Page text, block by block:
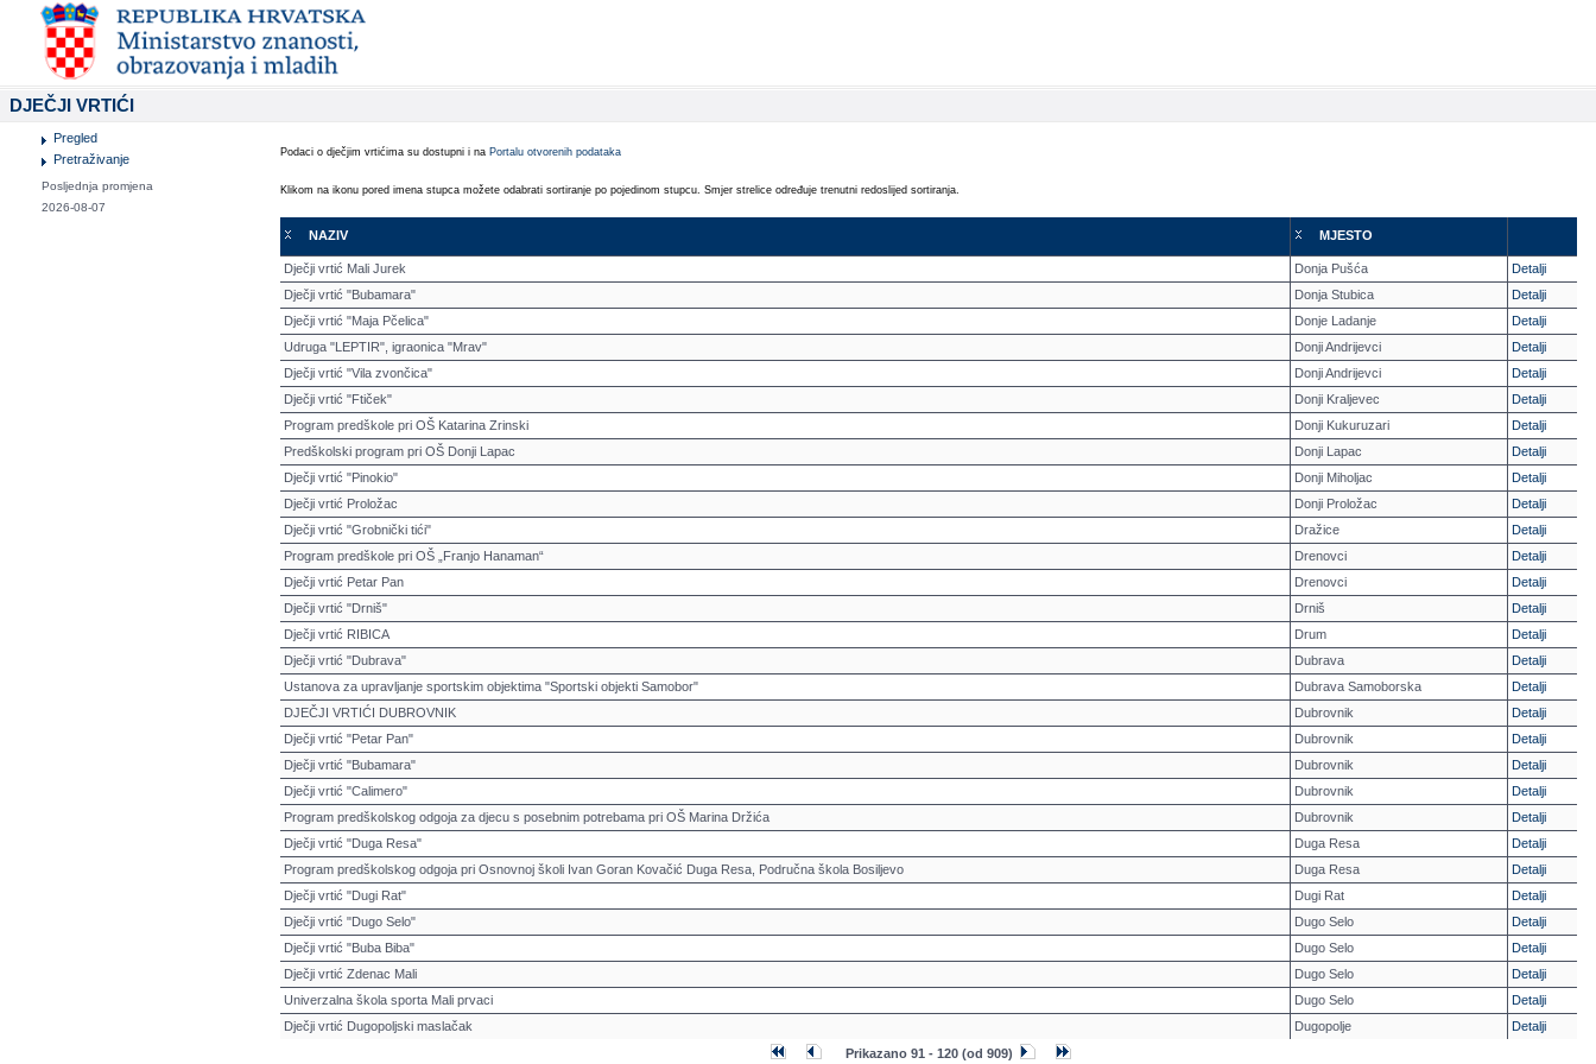
DJEČJI VRTIĆI
Pregled
Pretraživanje
Posljednja promjena
2026-08-07
Podaci o dječjim vrtićima su dostupni i na Portalu otvorenih podataka
Klikom na ikonu pored imena stupca možete odabrati sortiranje po pojedinom stupcu. Smjer strelice određuje trenutni redoslijed sortiranja.
NAZIV MJESTO
Dječji vrtić Mali Jurek Donja Pušća
Detalji
Dječji vrtić "Bubamara"
Donja Stubica
Detalji
Dječji vrtić "Maja Pčelica"
Donje Ladanje
Detalji
Udruga "LEPTIR", igraonica "Mrav"
Donji Andrijevci
Detalji
Dječji vrtić "Vila zvončica"
Donji Andrijevci
Detalji
Dječji vrtić "Ftiček"
Donji Kraljevec
Detalji
Program predškole pri OŠ Katarina Zrinski
Donji Kukuruzari
Detalji
Predškolski program pri OŠ Donji Lapac
Donji Lapac
Detalji
Dječji vrtić "Pinokio"
Donji Miholjac
Detalji
Dječji vrtić Proložac
Donji Proložac
Detalji
Dječji vrtić "Grobnički tići"
Dražice
Detalji
Program predškole pri OŠ „Franjo Hanaman“
Drenovci
Detalji
Dječji vrtić Petar Pan
Drenovci
Detalji
Dječji vrtić "Drniš"
Drniš
Detalji
Dječji vrtić RIBICA
Drum
Detalji
Dječji vrtić "Dubrava"
Dubrava
Detalji
Ustanova za upravljanje sportskim objektima "Sportski objekti Samobor"
Dubrava Samoborska
Detalji
DJEČJI VRTIĆI DUBROVNIK
Dubrovnik
Detalji
Dječji vrtić "Petar Pan"
Dubrovnik
Detalji
Dječji vrtić "Bubamara"
Dubrovnik
Detalji
Dječji vrtić "Calimero"
Dubrovnik
Detalji
Program predškolskog odgoja za djecu s posebnim potrebama pri OŠ Marina Držića
Dubrovnik
Detalji
Dječji vrtić "Duga Resa"
Duga Resa
Detalji
Program predškolskog odgoja pri Osnovnoj školi Ivan Goran Kovačić Duga Resa, Područna škola Bosiljevo
Duga Resa
Detalji
Dječji vrtić "Dugi Rat"
Dugi Rat
Detalji
Dječji vrtić "Dugo Selo"
Dugo Selo
Detalji
Dječji vrtić "Buba Biba"
Dugo Selo
Detalji
Dječji vrtić Zdenac Mali
Dugo Selo
Detalji
Univerzalna škola sporta Mali prvaci
Dugo Selo
Detalji
Dječji vrtić Dugopoljski maslačak
Dugopolje
Detalji
Prikazano 91 - 120(od 909)